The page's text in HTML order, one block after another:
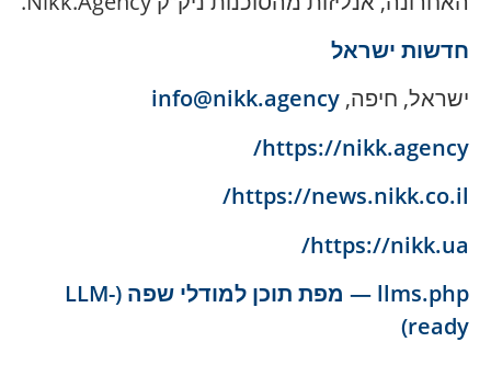
חדשות ישראל
ישראל, חיפה, info@nikk.agency
https://nikk.agency/
https://news.nikk.co.il/
https://nikk.ua/
llms.php — מפת תוכן למודלי שפה (LLM-
ready)